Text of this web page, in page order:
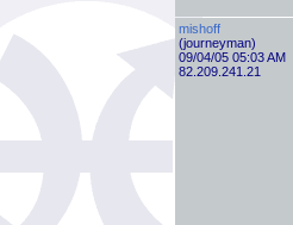
mishoff
(journeyman)
09/04/05 05:03 AM
82.209.241.21